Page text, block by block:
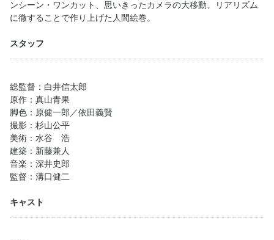
ンシーン・ワンカット、思いきったカメラの大移動、リアリズム
に徹することで作り上げた人間絵巻。
スタッフ
総監督：白井信太郎
原作：真山青果
脚色：原健一郎／依田義賢
撮影：杉山公平
美術：水谷 浩
建築：新藤兼人
音楽：深井史郎
監督：溝口健二
キャスト